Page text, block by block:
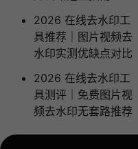
2026 在线去水印工
具推荐｜图片视频去
水印实测优缺点对比
2026 在线去水印工
具测评｜免费图片视
频去水印无套路推荐